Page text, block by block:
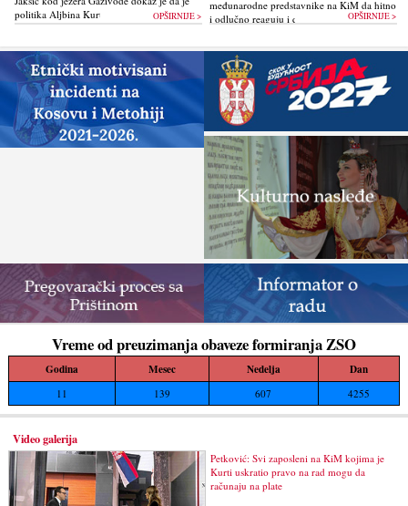
politika Alјbina Kurtija...
OPŠIRNIJE >
međunarodne predstavnike na KiM da hitno
i odlučno reaguju i da bez odlaganja
građevinskih...
OPŠIRNIJE >
Vreme od preuzimanja obaveze formiranja ZSO
Godina Mesec Nedelja Dan
11 139 607 4255
Video galerija
Petković: Svi zaposleni na KiM kojima je
Kurti uskratio pravo na rad mogu da
računaju na plate